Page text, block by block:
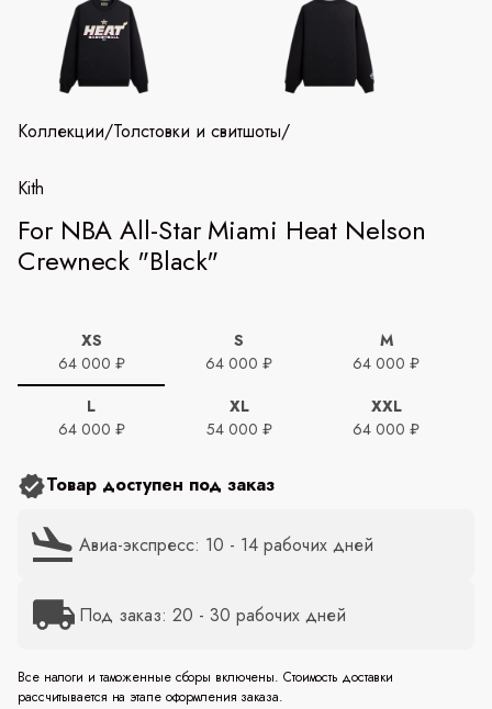
Коллекции/Толстовки и свитшоты/
Kith
For NBA All-Star Miami Heat Nelson
Crewneck "Black"
XS
64 000 ₽
S
64 000 ₽
M
64 000 ₽
L
64 000 ₽
XL
54 000 ₽
XXL
64 000 ₽
Товар доступен под заказ
Авиа-экспресс: 10 - 14 рабочих дней
Под заказ: 20 - 30 рабочих дней
Все налоги и таможенные сборы включены. Стоимость доставки
рассчитывается на этапе оформления заказа.